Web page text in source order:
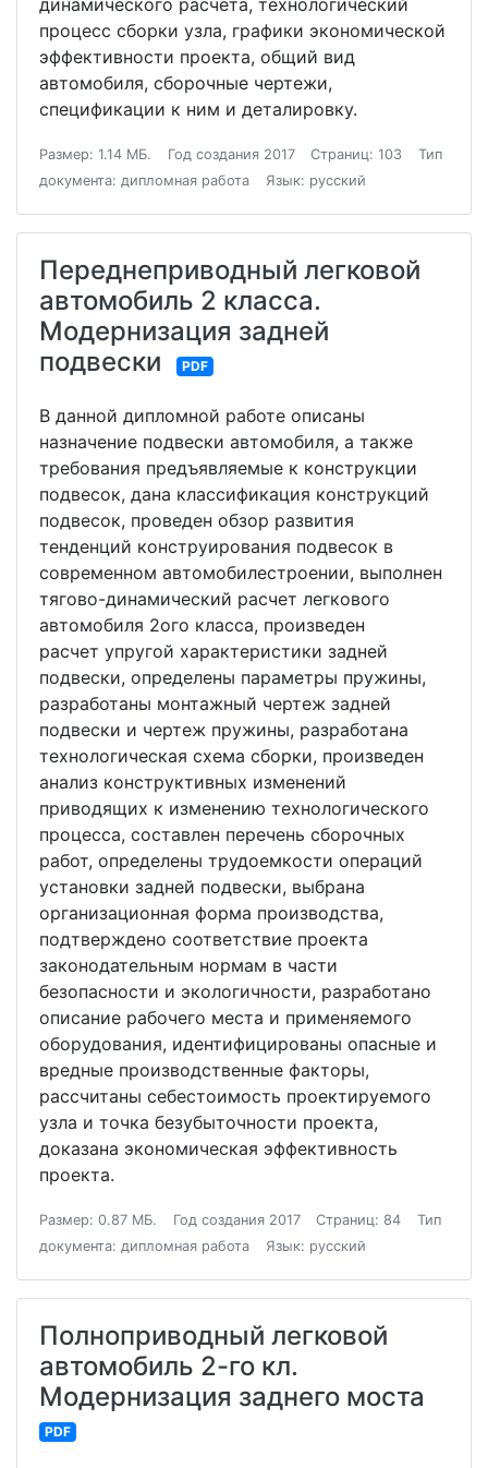
динамического расчета, технологический
процесс сборки узла, графики экономической
эффективности проекта, общий вид
автомобиля, сборочные чертежи,
спецификации к ним и деталировку.
Размер: 1.14 МБ. Год создания 2017 Страниц: 103
Тип
документа: дипломная работа
Язык: русский
Переднеприводный легковой
автомобиль 2 класса.
Модернизация задней
подвески
PDF
В данной дипломной работе описаны
назначение подвески автомобиля, а также
требования предъявляемые к конструкции
подвесок, дана классификация конструкций
подвесок, проведен обзор развития
тенденций конструирования подвесок в
современном автомобилестроении, выполнен
тягово-динамический расчет легкового
автомобиля 2ого класса, произведен
расчет упругой характеристики задней
подвески, определены параметры пружины,
разработаны монтажный чертеж задней
подвески и чертеж пружины, разработана
технологическая схема сборки, произведен
анализ конструктивных изменений
приводящих к изменению технологического
процесса, составлен перечень сборочных
работ, определены трудоемкости операций
установки задней подвески, выбрана
организационная форма производства,
подтверждено соответствие проекта
законодательным нормам в части
безопасности и экологичности, разработано
описание рабочего места и применяемого
оборудования, идентифицированы опасные и
вредные производственные факторы,
рассчитаны себестоимость проектируемого
узла и точка безубыточности проекта,
доказана экономическая эффективность
проекта.
Размер: 0.87 МБ. Год создания 2017 Страниц: 84
Тип
документа: дипломная работа
Язык: русский
Полноприводный легковой
автомобиль 2-го кл.
Модернизация заднего моста
PDF